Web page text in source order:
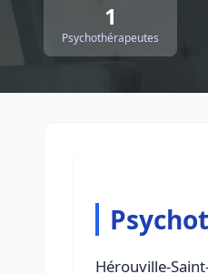
1
Psychothérapeutes
Hérouville-